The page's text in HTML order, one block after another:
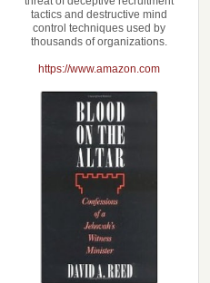
tactics and destructive mind
control techniques used by
thousands of organizations.
https://www.amazon.com